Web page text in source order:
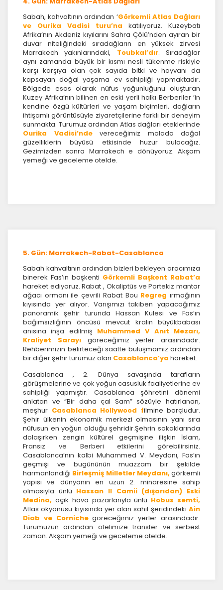
İstatistik Çerezleri
Ziyaretçilerin siteyi nasıl kullandığını anonim olarak
ölçeriz. Hangi sayfaların popüler olduğunu ve
kullanıcıların nerede zorluk yaşadığını anlamamıza
yardımcı olur.
Pazarlama Çerezleri
Size ve ilgi alanlarınıza uygun reklamlar göstermek
için kullanılır. Kapatırsanız reklamları görmeye devam
edersiniz, ancak daha az alakalı olabilirler.
Sabah, kahvaltının ardından ‘Görkemli Atlas Dağları
ve Ourika Vadisi turu’na katılıyoruz. Kuzeybatı
Afrika’nın Akdeniz kıyılarını Sahra Çölü’nden ayıran bir
duvar niteliğindeki sıradağların en yüksek zirvesi
Marrakech yakınlarındaki, Toubkal’dır. Sıradağlar
aynı zamanda büyük bir kısmı nesli tükenme riskiyle
karşı karşıya olan çok sayıda bitki ve hayvanı da
kapsayan doğal yaşama ev sahipliği yapmaktadır.
Bölgede esas olarak nüfus yoğunluğunu oluşturan
Kuzey Afrika’nın bilinen en eski yerli halkı Berberiler ’in
kendine özgü kültürleri ve yaşam biçimleri, dağların
ihtişamlı görüntüsüyle ziyaretçilerine farklı bir deneyim
sunmakta. Turumuz ardından Atlas dağları eteklerinde
Ourika Vadisi’nde vereceğimiz molada doğal
güzelliklerin büyüsü etkisinde huzur bulacağız.
Gezimizden sonra Marrakech e dönüyoruz. Akşam
yemeği ve geceleme otelde.
5. Gün: Marrakech-Rabat-Casablanca
Sabah kahvaltının ardından bizleri bekleyen aracımıza
binerek Fas’ın başkenti Görkemli Başkent Rabat’a
hareket ediyoruz. Rabat , Okaliptüs ve Portekiz mantar
ağacı ormanı ile çevrili Rabat Bou Regregırmağının
kıyısında yer alıyor. Varışımızı takiben yapacağımız
panoramik şehir turunda Hassan Kulesi ve Fas’ın
bağımsızlığının öncüsü mevcut kralın büyükbabası
anısına inşa edilmiş Muhammed V Anıt Mezarı,
Kraliyet Sarayı göreceğimiz yerler arasındadır.
Rehberimizin belirteceği saatte buluşmamız ardından
bir diğer şehir turumuz olan Casablanca’ya hareket.
Casablanca , 2. Dünya savaşında tarafların
görüşmelerine ve çok yoğun casusluk faaliyetlerine ev
sahipliği yapmıştır. Casablanca şöhretini dönemi
anlatan ve “Bir daha çal Sam” sözüyle hatırlanan,
meşhur Casablanca Hollywood filmine borçludur.
Şehir ülkenin ekonomik merkezi olmasının yanı sıra
nüfusun en yoğun olduğu şehridir.Şehrin sokaklarında
dolaşırken zengin kültürel geçmişine ilişkin İslam,
Fransız ve Berberi etkilerini görebilirsiniz.
Casablanca’nın kalbi Muhammed V. Meydanı, Fas’ın
geçmişi ve bugününün muazzam bir şekilde
harmanlandığı Birleşmiş Milletler Meydanı, görkemli
yapısı ve dünyanın en uzun 2. minaresine sahip
olmasıyla ünlü Hassan II Camii (dışarıdan) Eski
Medina, açık hava pazarlarıyla ünlü Hobus semti,
Atlas okyanusu kıyısında yer alan sahil şeridindeki Ain
Diab ve Cornichegöreceğimiz yerler arasındadır.
Turumuzun ardından otelimize transfer ve serbest
zaman. Akşam yemeği ve geceleme otelde.